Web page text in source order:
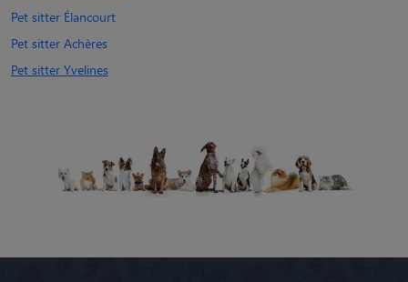
Pet sitter Élancourt
Pet sitter Achères
Pet sitter Yvelines